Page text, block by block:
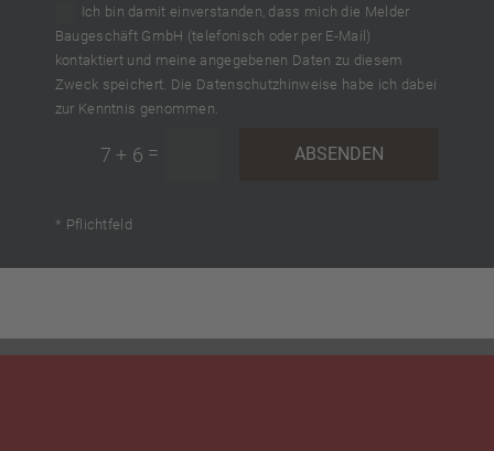
Ich bin damit einverstanden, dass mich die Melder
Baugeschäft GmbH (telefonisch oder per E-Mail)
kontaktiert und meine angegebenen Daten zu diesem
Zweck speichert. Die Datenschutzhinweise habe ich dabei
zur Kenntnis genommen.
7 + 6 = ABSENDEN
* Pflichtfeld